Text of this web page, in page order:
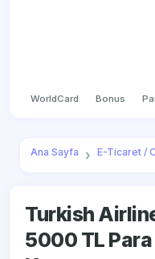
WorldCard Bonus
Ana Sayfa E-Ticaret /
Turkish
5000 TL